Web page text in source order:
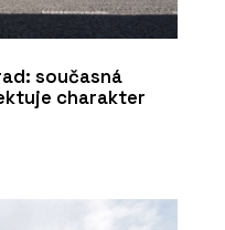
současná
charakter